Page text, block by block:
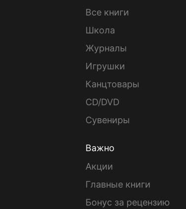
Все книги
Школа
Журналы
Игрушки
Канцтовары
CD/DVD
Сувениры
Важно
Акции
Главные книги
Бонус за рецензию